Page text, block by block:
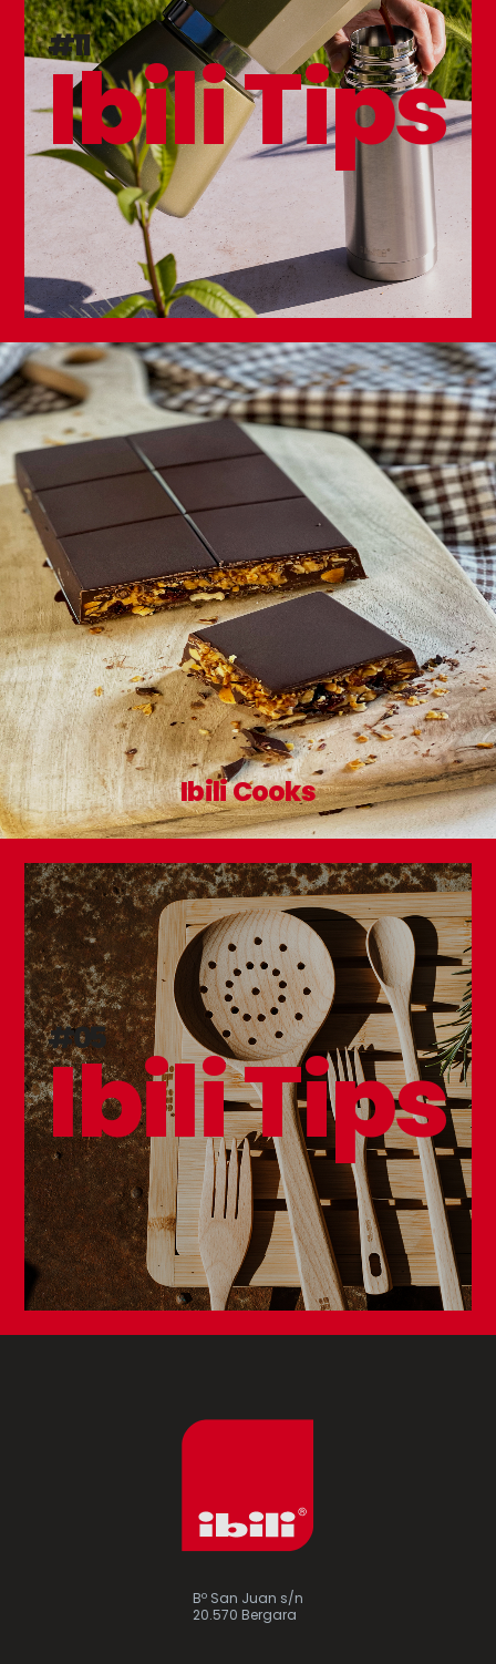
Rodillo con Asas
#11
Ibili Tips
Ibili Cooks
#05
Ibili Tips
Bº San Juan s/n
20.570 Bergara